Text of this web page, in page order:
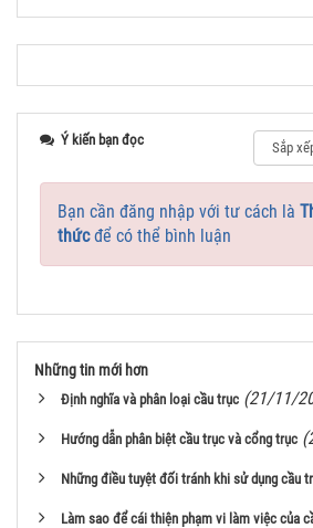
Ý kiến bạn đọc
Bạn cần đăng nhập với tư cách là
thứcđể có thể bình luận
Những tin mới hơn
Định nghĩa và phân loại cầu trục (21/11/
Hướng dẫn phân biệt cầu trục và cổng trục
Những điều tuyệt đối tránh khi sử dụng cầu
Làm sao để cái thiện phạm vi làm việc của